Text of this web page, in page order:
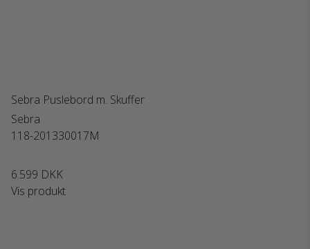
Sebra Puslebord m. Skuffer
Sebra
118-201330017M
6.599 DKK
Vis produkt